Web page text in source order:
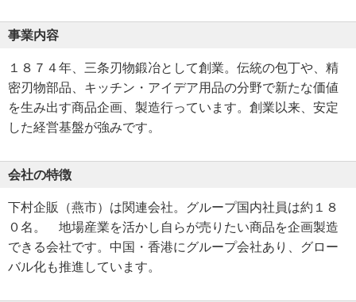
事業内容
１８７４年、三条刃物鍛冶として創業。伝統の包丁や、精
密刃物部品、キッチン・アイデア用品の分野で新たな価値
を生み出す商品企画、製造行っています。創業以来、安定
した経営基盤が強みです。
会社の特徴
下村企販（燕市）は関連会社。グループ国内社員は約１８
０名。 地場産業を活かし自らが売りたい商品を企画製造
できる会社です。中国・香港にグループ会社あり、グロー
バル化も推進しています。